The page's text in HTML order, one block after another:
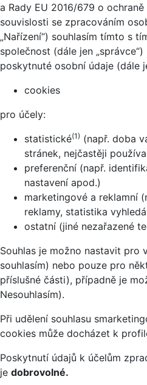
a Rady EU 2016/679 o
souvislosti se zpracováním
„Nařízení“) souhlasím tímto s
společnost (dále jen
poskytnuté osobní údaje (dále
cookies
pro účely:
statistické(1) (např. doba
stránek, nejčastěji
preferenční (např.
nastavení apod.)
marketingové a reklamní
reklamy, statistika
ostatní (jiné nezařazené
Souhlas je možno nastavit pro
souhlasím) nebo pouze pro
příslušné části), případně je
Nesouhlasím).
Při udělení souhlasu
cookies může docházet k
Poskytnutí údajů k účelům
je dobrovolné.